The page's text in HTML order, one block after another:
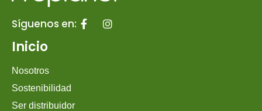
Síguenos en:
Inicio
Nosotros
Sostenibilidad
Ser distribuidor